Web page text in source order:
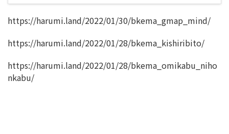
https://harumi.land/2022/01/30/bkema_gmap_mind/
https://harumi.land/2022/01/28/bkema_kishiribito/
https://harumi.land/2022/01/28/bkema_omikabu_niho
nkabu/